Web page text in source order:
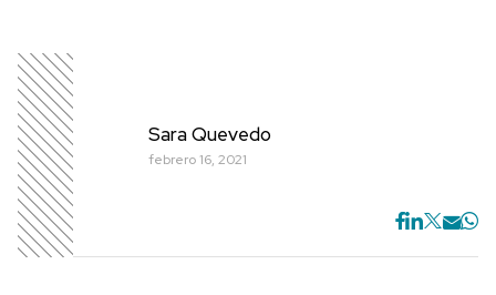
Sara Quevedo
febrero 16, 2021